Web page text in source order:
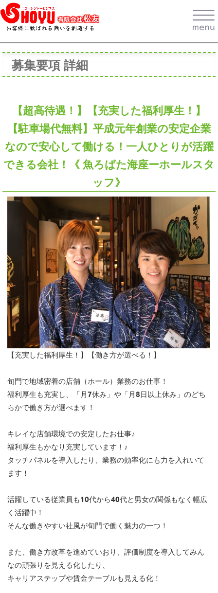
募集要項 詳細
【超高待遇！】【充実した福利厚生！】
【駐車場代無料】平成元年創業の安定企業
なので安心して働ける！一人ひとりが活躍
できる会社！《 魚ろばた海座ーホールスタ
ッフ》
【充実した福利厚生！】【働き方が選べる！】
旬門で地域密着の店舗（ホール）業務のお仕事！
福利厚生も充実し、「月7休み」や「月8日以上休み」のどち
らかで働き方が選べます！
キレイな店舗環境での安定したお仕事♪
福利厚生もかなり充実しています！♪
タッチパネルを導入したり、業務の効率化にも力を入れいて
ます！
活躍している従業員も10代から40代と男女の関係もなく幅広
く活躍中！
そんな働きやすい社風が旬門で働く魅力の一つ！
また、働き方改革を進めていおり、評価制度を導入してみん
なの頑張りを見える化したり、
キャリアステップや賃金テーブルも見える化！